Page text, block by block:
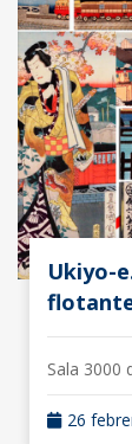
Ukiyo-
Sala 3000
26